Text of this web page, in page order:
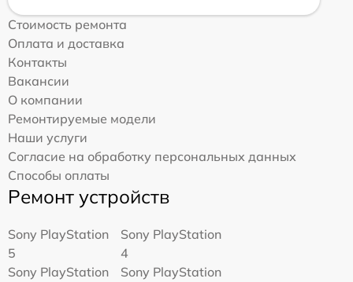
Стоимость ремонта
Оплата и доставка
Контакты
Вакансии
О компании
Ремонтируемые модели
Наши услуги
Согласие на обработку персональных данных
Способы оплаты
Ремонт устройств
Sony PlayStation
5
Sony PlayStation
4
Sony PlayStation
Sony PlayStation